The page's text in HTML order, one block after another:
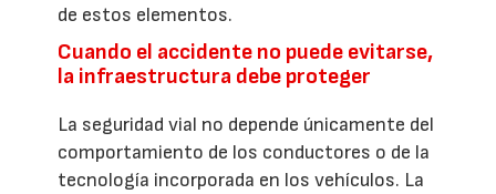
de estos elementos.
Cuando el accidente no puede evitarse,
la infraestructura debe proteger
La seguridad vial no depende únicamente del
comportamiento de los conductores o de la
tecnología incorporada en los vehículos. La